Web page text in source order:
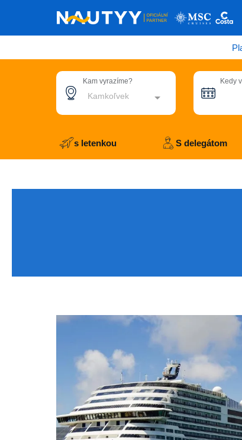
Kam vyrazíme?
Kamkoľvek
Kedy
s letenkou S delegátom